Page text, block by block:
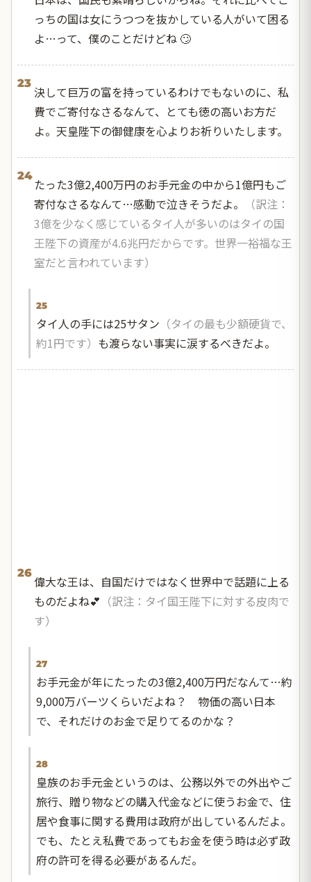
っちの国は女にうつつを抜かしている人がいて困る
よ…って、僕のことだけどね 🙄
23
決して巨万の富を持っているわけでもないのに、私
費でご寄付なさるなんて、とても徳の高いお方だ
よ。天皇陛下の御健康を心よりお祈りいたします。
24
たった3億2,400万円のお手元金の中から1億円もご
寄付なさるなんて…感動で泣きそうだよ。
（訳注：
3億を少なく感じているタイ人が多いのはタイの国
王陛下の資産が4.6兆円だからです。世界一裕福な王
室だと言われています）
25
タイ人の手には25サタン （タイの最も少額硬貨で、
約1円です） も渡らない事実に涙するべきだよ。
26
偉大な王は、自国だけではなく世界中で話題に上る
ものだよね💕 （訳注：タイ国王陛下に対する皮肉で
す）
27
お手元金が年にたったの3億2,400万円だなんて…約
9,000万バーツくらいだよね？ 物価の高い日本
で、それだけのお金で足りてるのかな？
28
皇族のお手元金というのは、公務以外での外出やご
旅行、贈り物などの購入代金などに使うお金で、住
居や食事に関する費用は政府が出しているんだよ。
でも、たとえ私費であってもお金を使う時は必ず政
府の許可を得る必要があるんだ。